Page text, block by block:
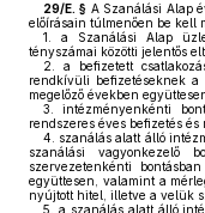
29/E. § A Szanálási Alap
előírásain túlmenően be kell
1.
a Szanálási Alap
tényszámai közötti jelentős
2.
a befizetett
rendkívüli befizetéseknek a
megelőző években
3.
intézményenkénti
rendszeres éves befizetés
4.
szanálás alatt álló
szanálási vagyonkezelő
szervezetenkénti
együttesen, valamint a
nyújtott hitel, illetve a velük
5.
a szanálás alatt álló